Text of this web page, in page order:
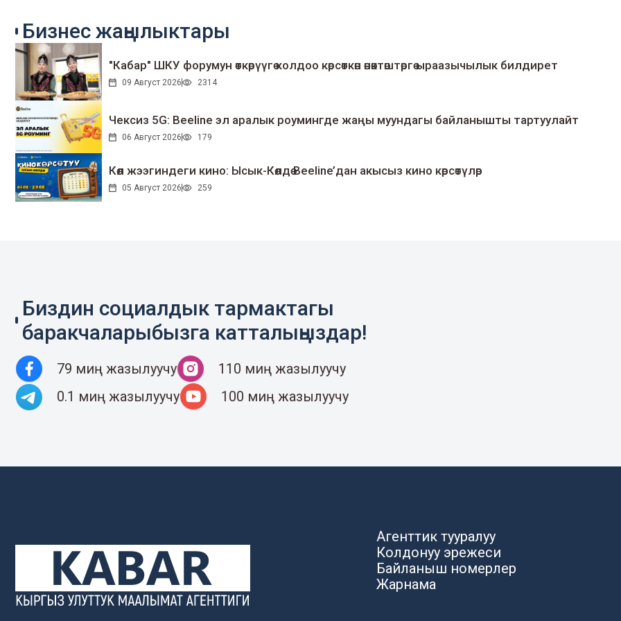
Бизнес жаңылыктары
"Кабар" ШКУ форумун өткөрүүгө колдоо көрсөткөн өнөктөштөргө ыраазычылык билдирет
09 Август 2026 2314
Чексиз 5G: Beeline эл аралык роумингде жаңы муундагы байланышты тартуулайт
06 Август 2026 179
Көл жээгиндеги кино: Ысык-Көлдө Beeline’дан акысыз кино көрсөтүлөр
05 Август 2026 259
Биздин социалдык тармактагы
баракчаларыбызга катталыңыздар!
79 миң жазылуучу
110 миң жазылуучу
0.1 миң жазылуучу
100 миң жазылуучу
Агенттик тууралуу
Колдонуу эрежеси
Байланыш номерлер
Жарнама